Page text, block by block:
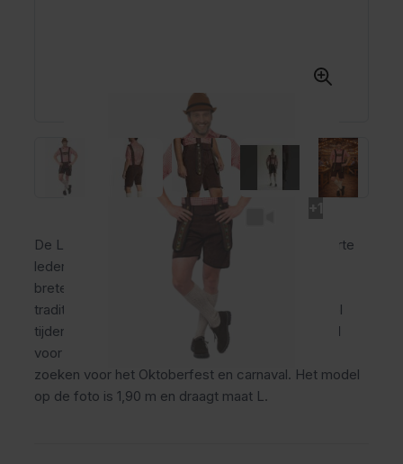
De Lederhose Johann Kort Donkerbruin is een korte
lederhose voor heren van polyester met vaste
bretels, gulp en praktische broekzakken. Deze
traditionele oktoberfest broek draagt comfortabel
tijdens lange feestdagen en themafeesten. Ideaal
voor mannen die een verzorgde Tiroler uitstraling
zoeken voor het Oktoberfest en carnaval. Het model
op de foto is 1,90 m en draagt maat L.